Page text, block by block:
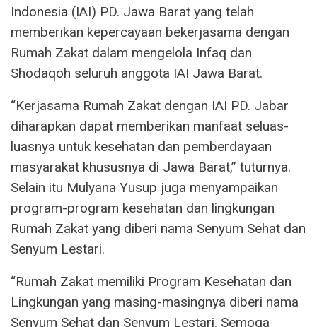
Indonesia (IAI) PD. Jawa Barat yang telah
memberikan kepercayaan bekerjasama dengan
Rumah Zakat dalam mengelola Infaq dan
Shodaqoh seluruh anggota IAI Jawa Barat.
“Kerjasama Rumah Zakat dengan IAI PD. Jabar
diharapkan dapat memberikan manfaat seluas-
luasnya untuk kesehatan dan pemberdayaan
masyarakat khususnya di Jawa Barat,” tuturnya.
Selain itu Mulyana Yusup juga menyampaikan
program-program kesehatan dan lingkungan
Rumah Zakat yang diberi nama Senyum Sehat dan
Senyum Lestari.
“Rumah Zakat memiliki Program Kesehatan dan
Lingkungan yang masing-masingnya diberi nama
Senyum Sehat dan Senyum Lestari. Semoga